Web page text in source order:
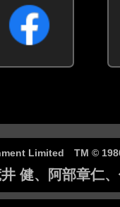
Limited TM ©
健、阿部章仁